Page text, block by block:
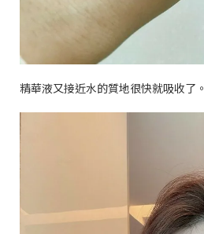
精華液又接近水的質地很快就吸收了。